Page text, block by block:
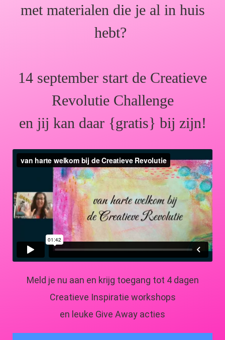
met materialen die je al in huis
hebt?
14 september start de Creatieve
Revolutie Challenge
en jij kan daar {gratis} bij zijn!
Meld je nu aan en krijg toegang tot 4 dagen
Creatieve Inspiratie workshops
en leuke Give Away acties